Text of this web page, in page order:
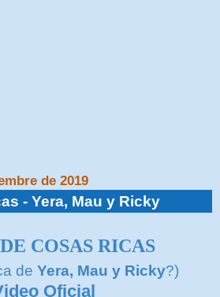
de 2019
- Yera, Mau y Ricky
COSAS RICAS
de Yera, Mau y Ricky?)
Oficial